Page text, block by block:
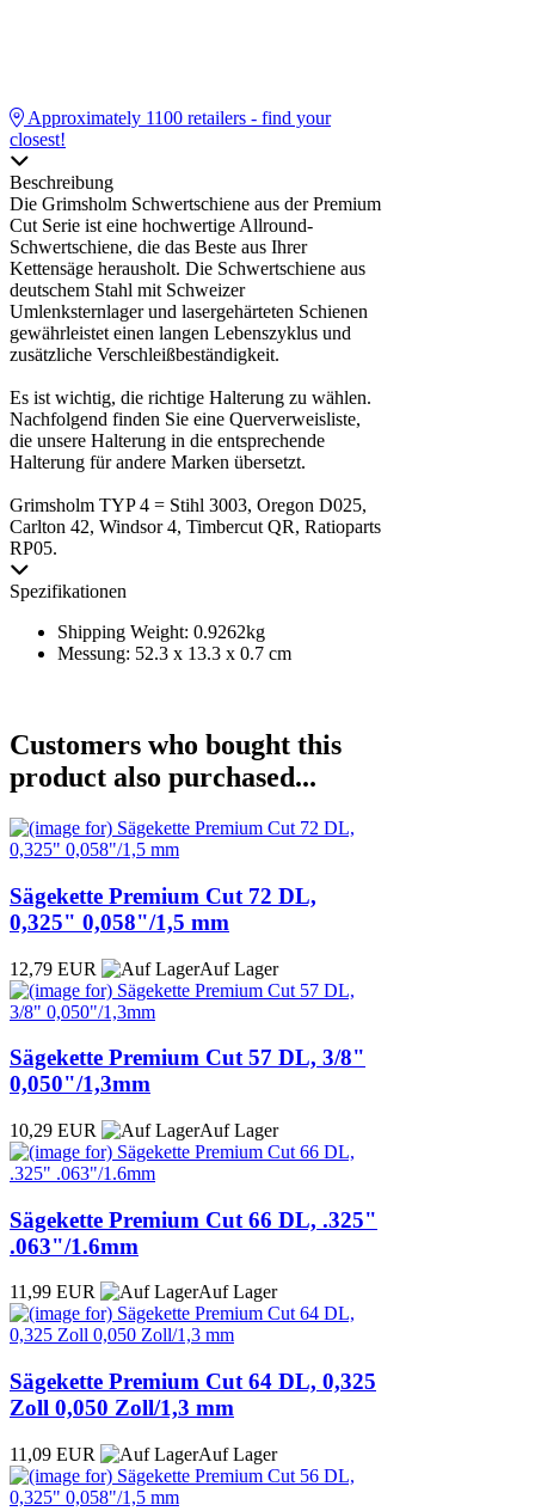
Approximately 1100 retailers - find your
closest!
Beschreibung
Die Grimsholm Schwertschiene aus der Premium
Cut Serie ist eine hochwertige Allround-
Schwertschiene, die das Beste aus Ihrer
Kettensäge herausholt. Die Schwertschiene aus
deutschem Stahl mit Schweizer
Umlenksternlager und lasergehärteten Schienen
gewährleistet einen langen Lebenszyklus und
zusätzliche Verschleißbeständigkeit.
Es ist wichtig, die richtige Halterung zu wählen.
Nachfolgend finden Sie eine Querverweisliste,
die unsere Halterung in die entsprechende
Halterung für andere Marken übersetzt.
Grimsholm TYP 4 = Stihl 3003, Oregon D025,
Carlton 42, Windsor 4, Timbercut QR, Ratioparts
RP05.
Spezifikationen
Shipping Weight: 0.9262kg
Messung: 52.3 x 13.3 x 0.7 cm
Customers who bought this
product also purchased...
Sägekette Premium Cut 72 DL,
0,325" 0,058"/1,5 mm
12,79 EUR Auf Lager
Sägekette Premium Cut 57 DL, 3/8"
0,050"/1,3mm
10,29 EUR Auf Lager
Sägekette Premium Cut 66 DL, .325"
.063"/1.6mm
11,99 EUR Auf Lager
Sägekette Premium Cut 64 DL, 0,325
Zoll 0,050 Zoll/1,3 mm
11,09 EUR Auf Lager